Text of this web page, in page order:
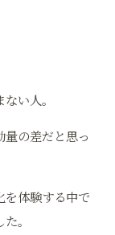
い人。
の差だと思っ
を体験する中で
。